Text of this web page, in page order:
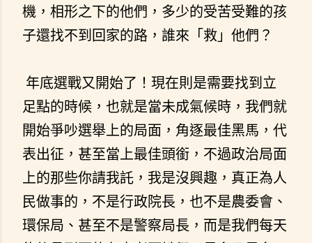
機，相形之下的他們，多少的受苦受難的孩
子還找不到回家的路，誰來「救」他們？
年底選戰又開始了！現在則是需要找到立
足點的時候，也就是當未成氣候時，我們就
開始爭吵選舉上的局面，角逐最佳黑馬，代
表出征，甚至當上最佳頭銜，不過政治局面
上的那些你請我託，我是沒興趣，真正為人
民做事的，不是行政院長，也不是農委會、
環保局、甚至不是警察局長，而是我們每天